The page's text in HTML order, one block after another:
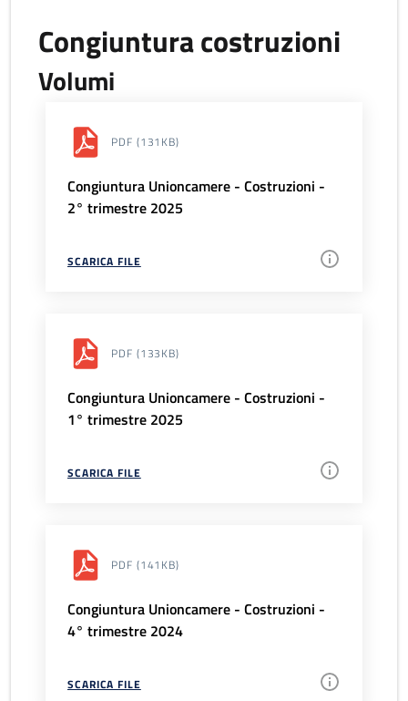
Congiuntura costruzioni
Volumi
PDF (131KB)
Congiuntura Unioncamere - Costruzioni -
2° trimestre 2025
SCARICA FILE
PDF (133KB)
Congiuntura Unioncamere - Costruzioni -
1° trimestre 2025
SCARICA FILE
PDF (141KB)
Congiuntura Unioncamere - Costruzioni -
4° trimestre 2024
SCARICA FILE